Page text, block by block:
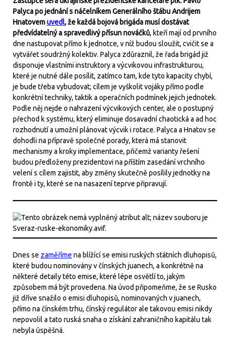
Palyca po jednání s náčelníkem Generálního štábu Andrijem
Hnatovemuvedl, že každá bojová brigáda musí dostávat
předvídatelný a spravedlivý přísun nováčků, kteří mají od prvního
dne nastupovat přímo k jednotce, v níž budou sloužit, cvičit se a
vytvářet soudržný kolektiv. Palyca zdůraznil, že řada brigád již
disponuje vlastními instruktory a výcvikovou infrastrukturou,
které je nutné dále posílit, zatímco tam, kde tyto kapacity chybí,
je bude třeba vybudovat; cílem je vyškolit vojáky přímo podle
konkrétní techniky, taktik a operačních podmínek jejich jednotek.
Podle něj nejde o nahrazení výcvikových center, ale o postupný
přechod k systému, který eliminuje dosavadní chaotická a ad hoc
rozhodnutí a umožní plánovat výcvik i rotace. Palyca a Hnatov se
dohodli na přípravě společné porady, která má stanovit
mechanismy a kroky implementace, přičemž varianty řešení
budou předloženy prezidentovi na příštím zasedání vrchního
velení s cílem zajistit, aby změny skutečně posílily jednotky na
frontě i ty, které se na nasazení teprve připravují.
Dnes se zaměříme na blížící se emisi ruských státních dluhopisů,
které budou nominovány v čínských juanech, a konkrétně na
některé detaily této emise, které lépe osvětlí to, jakým
způsobem má být provedena. Na úvod připomeňme, že se Rusko
již dříve snažilo o emisi dluhopisů, nominovaných v juanech,
přímo na čínském trhu, čínský regulátor ale takovou emisi nikdy
nepovolil a tato ruská snaha o získání zahraničního kapitálu tak
nebyla úspěšná.